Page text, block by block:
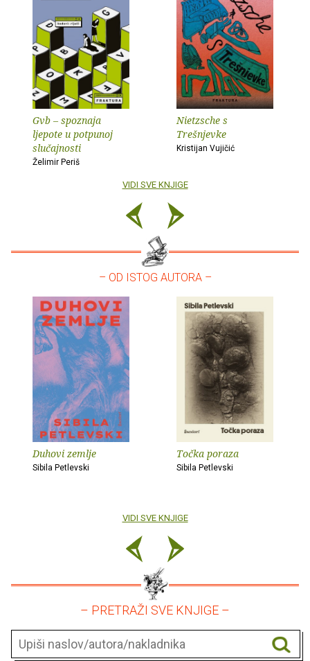
Gvb – spoznaja
ljepote u potpunoj
slučajnosti
Želimir Periš
Nietzsche s
Trešnjevke
Kristijan Vujičić
VIDI SVE KNJIGE
– OD ISTOG AUTORA –
Duhovi zemlje
Sibila Petlevski
Točka poraza
Sibila Petlevski
VIDI SVE KNJIGE
– PRETRAŽI SVE KNJIGE –